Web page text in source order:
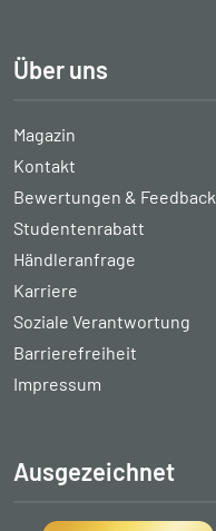
Über uns
Magazin
Kontakt
Bewertungen & Feedback
Studentenrabatt
Händleranfrage
Karriere
Soziale Verantwortung
Barrierefreiheit
Impressum
Ausgezeichnet